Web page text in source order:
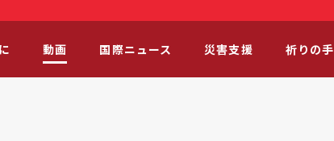
動画 国際ニュース 災害支援 祈りの手